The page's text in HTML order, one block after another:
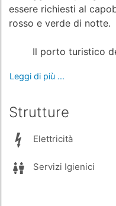
essere richiesti al
rosso e verde di notte.
Il porto turistico
Leggi di più ...
Strutture
Elettricità
Servizi Igienici